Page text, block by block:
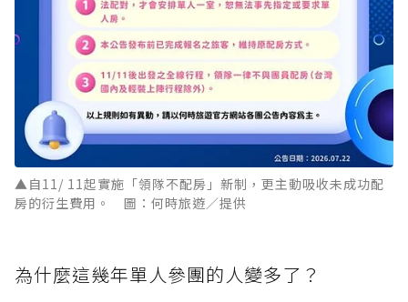
▲自11/ 11起實施「領隊不配房」新制，更主動吸收未成功配
房的衍生費用。 圖：何時旅遊／提供
為什麼這幾年單人參團的人變多了？